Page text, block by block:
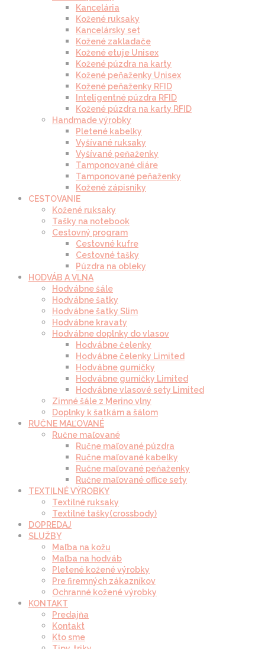
Kancelária
Kožené ruksaky
Kancelársky set
Kožené zakladače
Kožené etuje Unisex
Kožené púzdra na karty
Kožené peňaženky Unisex
Kožené peňaženky RFID
Inteligentné púzdra RFID
Kožené púzdra na karty RFID
Handmade výrobky
Pletené kabelky
Vyšívané ruksaky
Vyšívané peňaženky
Tamponované diáre
Tamponované peňaženky
Kožené zápisníky
CESTOVANIE
Kožené ruksaky
Tašky na notebook
Cestovný program
Cestovné kufre
Cestovné tašky
Púzdra na obleky
HODVÁB A VLNA
Hodvábne šále
Hodvábne šatky
Hodvábne šatky Slim
Hodvábne kravaty
Hodvábne doplnky do vlasov
Hodvábne čelenky
Hodvábne čelenky Limited
Hodvábne gumičky
Hodvábne gumičky Limited
Hodvábne vlasové sety Limited
Zimné šále z Merino vlny
Doplnky k šatkám a šálom
RUČNE MAĽOVANÉ
Ručne maľované
Ručne maľované púzdra
Ručne maľované kabelky
Ručne maľované peňaženky
Ručne maľované office sety
TEXTILNÉ VÝROBKY
Textilné ruksaky
Textilné tašky(crossbody)
DOPREDAJ
SLUŽBY
Maľba na kožu
Maľba na hodváb
Pletené kožené výrobky
Pre firemných zákazníkov
Ochranné kožené výrobky
KONTAKT
Predajňa
Kontakt
Kto sme